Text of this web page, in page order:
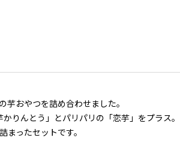
おやつを詰め合わせました。
りんとう」とパリパリの「恋芋」をプラス。
まったセットです。